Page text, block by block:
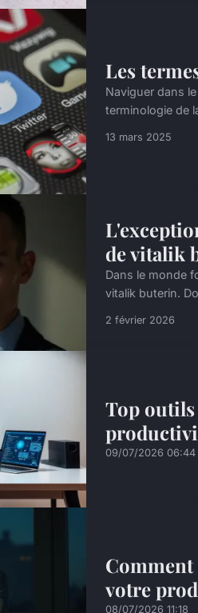
Les
Naviguer dans
terminologie de
13 mars 2025
de vitalik
Dans le monde
vitalik buterin.
2 février 2026
Top
09/07/2026 06:44
votre
08/07/2026 11:18